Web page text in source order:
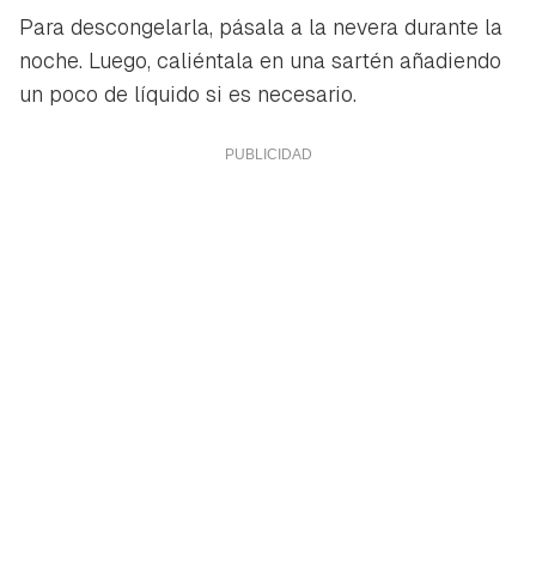
Para descongelarla, pásala a la nevera durante la
noche. Luego, caliéntala en una sartén añadiendo
un poco de líquido si es necesario.